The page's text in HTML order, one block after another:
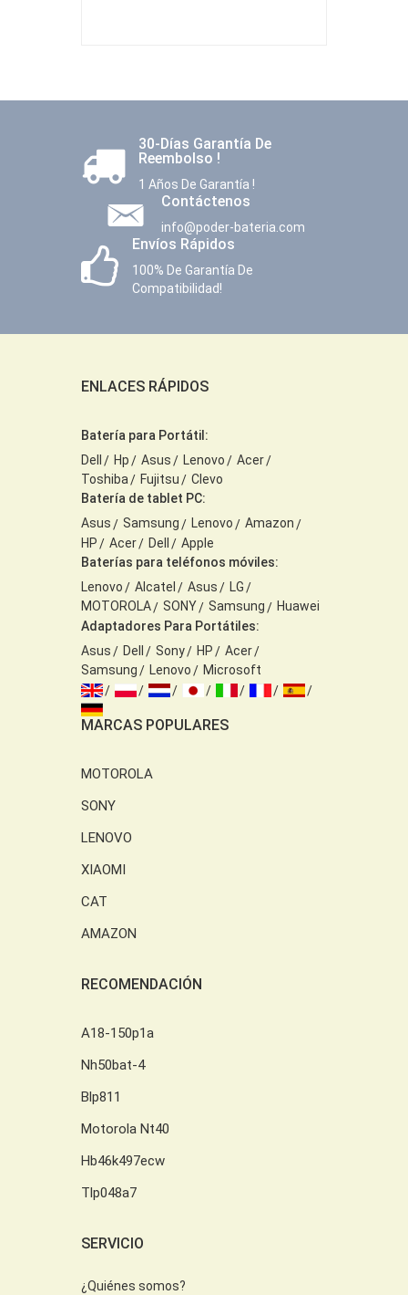
30-Días Garantía De
Reembolso !
1 Años De Garantía !
Contáctenos
info@poder-bateria.com
Envíos Rápidos
100% De Garantía De
Compatibilidad!
ENLACES RÁPIDOS
Batería para Portátil:
Dell
Hp Asus Lenovo
Acer
Toshiba
Fujitsu
Clevo
Batería de tablet PC:
Asus
Samsung Lenovo
Amazon
HP
Acer Dell
Apple
Baterías para teléfonos móviles:
Lenovo
Alcatel Asus
LG
MOTOROLA
SONY Samsung
Huawei
Adaptadores Para Portátiles:
Asus
Dell Sony HP
Acer
Samsung
Lenovo Microsoft
MARCAS POPULARES
MOTOROLA
SONY
LENOVO
XIAOMI
CAT
AMAZON
RECOMENDACIÓN
A18-150p1a
Nh50bat-4
Blp811
Motorola Nt40
Hb46k497ecw
Tlp048a7
SERVICIO
¿Quiénes somos?